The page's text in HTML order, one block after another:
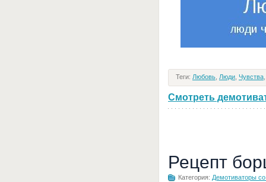
Теги: Любовь Люди Чувства
Смотреть
Рецепт
Категория: Демотиваторы